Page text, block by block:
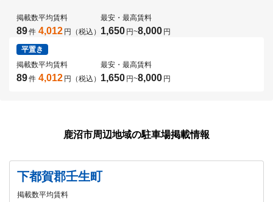
掲載数
89件
平均賃料
4,012 円（税込）
最安・最高賃料
1,650 円~8,000 円
平置き
掲載数
89件
平均賃料
4,012 円（税込）
最安・最高賃料
1,650 円~8,000 円
鹿沼市周辺地域の駐車場掲載情報
下都賀郡壬生町
掲載数平均賃料